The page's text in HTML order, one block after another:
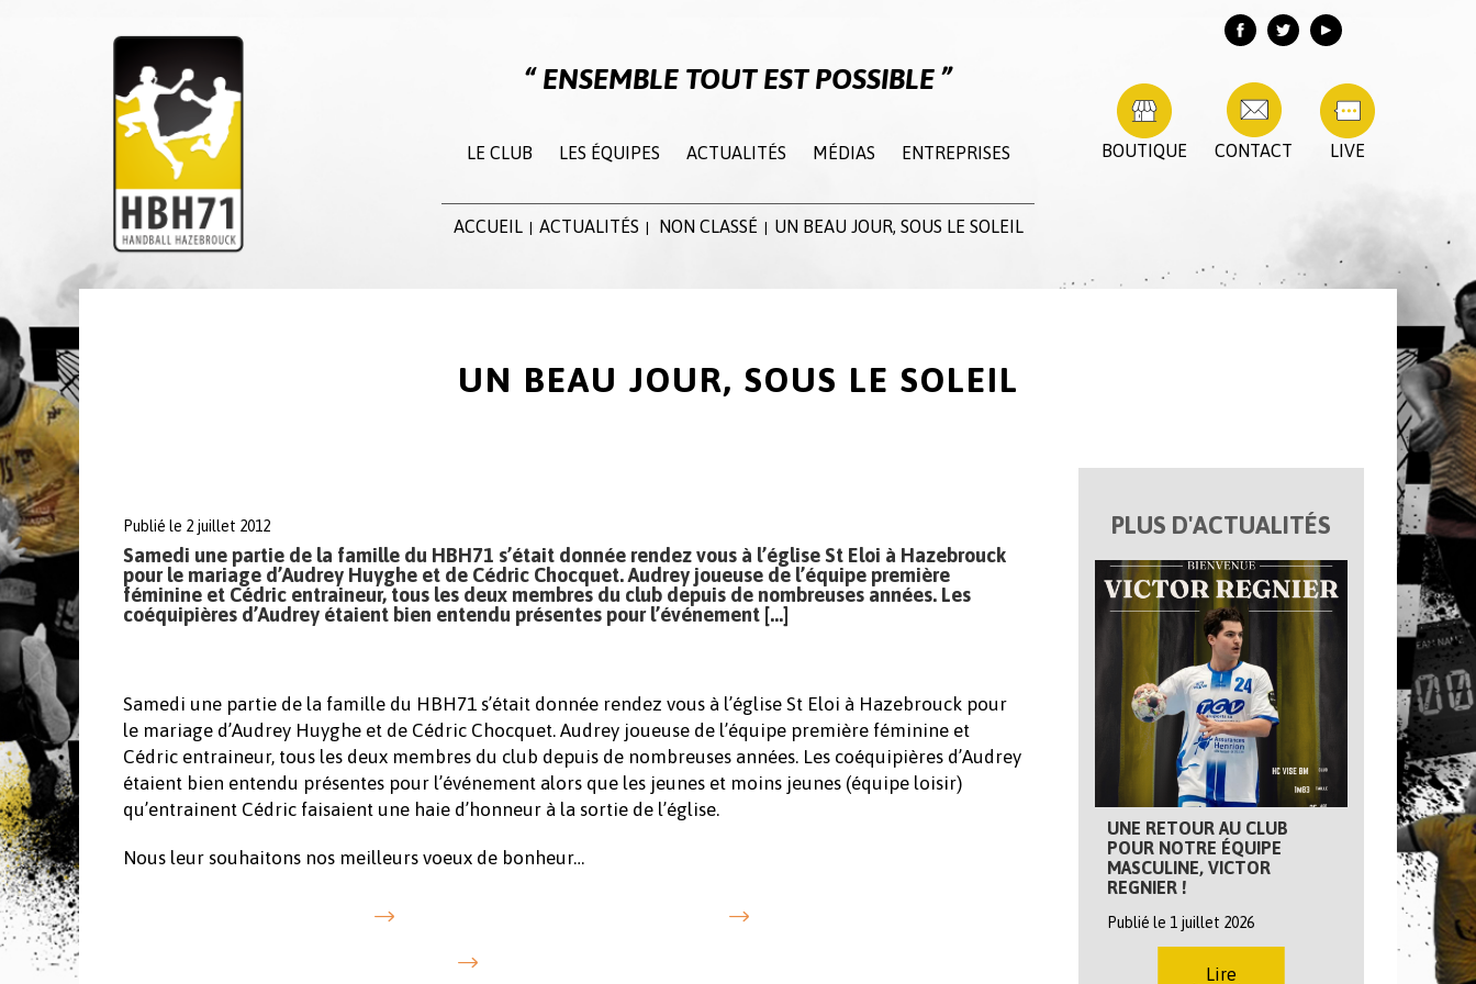
ENSEMBLE TOUT EST POSSIBLE
LE CLUB LES ÉQUIPES ACTUALITÉS MÉDIAS ENTREPRISES
ACCUEIL| ACTUALITÉS NON CLASSÉ UN BEAU JOUR, SOUS LE SOLEIL
LIVE
CONTACT
BOUTIQUE
UN BEAU JOUR, SOUS LE SOLEIL
Publié le 2 juillet 2012
Samedi une partie de la famille du HBH71 s’était donnée rendez vous à l’église St Eloi à Hazebrouck
pour le mariage d’Audrey Huyghe et de Cédric Chocquet. Audrey joueuse de l’équipe première
féminine et Cédric entraineur, tous les deux membres du club depuis de nombreuses années. Les
coéquipières d’Audrey étaient bien entendu présentes pour l’événement […]
Samedi une partie de la famille du HBH71 s’était donnée rendez vous à l’église St Eloi à Hazebrouck pour
le mariage d’Audrey Huyghe et de Cédric Chocquet. Audrey joueuse de l’équipe première féminine et
Cédric entraineur, tous les deux membres du club depuis de nombreuses années. Les coéquipières d’Audrey
étaient bien entendu présentes pour l’événement alors que les jeunes et moins jeunes (équipe loisir)
qu’entrainent Cédric faisaient une haie d’honneur à la sortie de l’église.
Nous leur souhaitons nos meilleurs voeux de bonheur…
PLUS D'ACTUALITÉS
UNE RETOUR AU CLUB
POUR NOTRE ÉQUIPE
MASCULINE, VICTOR
REGNIER !
Publié le 1 juillet 2026
Lire